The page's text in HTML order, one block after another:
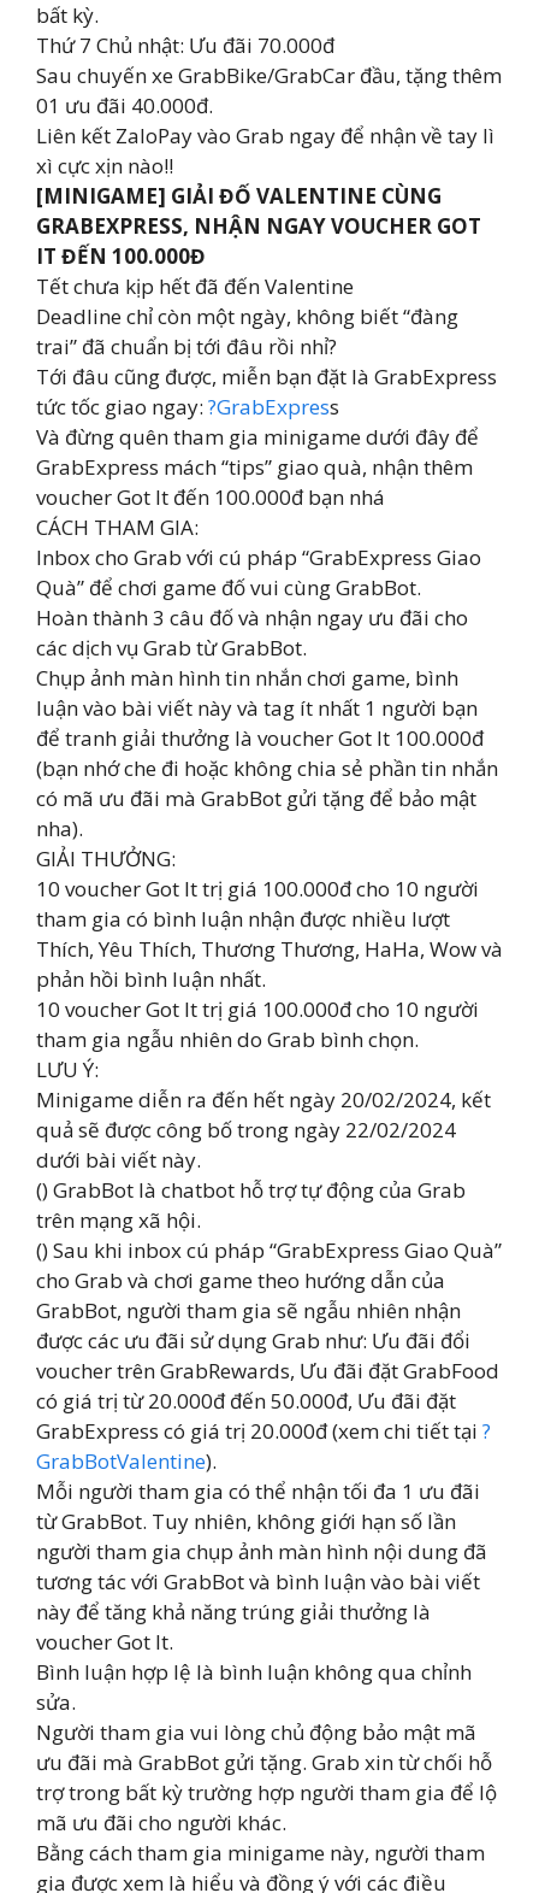
bất kỳ.
Thứ 7 Chủ nhật: Ưu đãi 70.000đ
Sau chuyến xe GrabBike/GrabCar đầu, tặng thêm
01 ưu đãi 40.000đ.
Liên kết ZaloPay vào Grab ngay để nhận về tay lì
xì cực xịn nào!!
[MINIGAME] GIẢI ĐỐ VALENTINE CÙNG
GRABEXPRESS, NHẬN NGAY VOUCHER GOT
IT ĐẾN 100.000Đ
Tết chưa kịp hết đã đến Valentine
Deadline chỉ còn một ngày, không biết “đàng
trai” đã chuẩn bị tới đâu rồi nhỉ?
Tới đâu cũng được, miễn bạn đặt là GrabExpress
tức tốc giao ngay: ?GrabExpress
Và đừng quên tham gia minigame dưới đây để
GrabExpress mách “tips” giao quà, nhận thêm
voucher Got It đến 100.000đ bạn nhá
CÁCH THAM GIA:
Inbox cho Grab với cú pháp “GrabExpress Giao
Quà” để chơi game đố vui cùng GrabBot.
Hoàn thành 3 câu đố và nhận ngay ưu đãi cho
các dịch vụ Grab từ GrabBot.
Chụp ảnh màn hình tin nhắn chơi game, bình
luận vào bài viết này và tag ít nhất 1 người bạn
để tranh giải thưởng là voucher Got It 100.000đ
(bạn nhớ che đi hoặc không chia sẻ phần tin nhắn
có mã ưu đãi mà GrabBot gửi tặng để bảo mật
nha).
GIẢI THƯỞNG:
10 voucher Got It trị giá 100.000đ cho 10 người
tham gia có bình luận nhận được nhiều lượt
Thích, Yêu Thích, Thương Thương, HaHa, Wow và
phản hồi bình luận nhất.
10 voucher Got It trị giá 100.000đ cho 10 người
tham gia ngẫu nhiên do Grab bình chọn.
LƯU Ý:
Minigame diễn ra đến hết ngày 20/02/2024, kết
quả sẽ được công bố trong ngày 22/02/2024
dưới bài viết này.
() GrabBot là chatbot hỗ trợ tự động của Grab
trên mạng xã hội.
() Sau khi inbox cú pháp “GrabExpress Giao Quà”
cho Grab và chơi game theo hướng dẫn của
GrabBot, người tham gia sẽ ngẫu nhiên nhận
được các ưu đãi sử dụng Grab như: Ưu đãi đổi
voucher trên GrabRewards, Ưu đãi đặt GrabFood
có giá trị từ 20.000đ đến 50.000đ, Ưu đãi đặt
GrabExpress có giá trị 20.000đ (xem chi tiết tại ?
GrabBotValentine).
Mỗi người tham gia có thể nhận tối đa 1 ưu đãi
từ GrabBot. Tuy nhiên, không giới hạn số lần
người tham gia chụp ảnh màn hình nội dung đã
tương tác với GrabBot và bình luận vào bài viết
này để tăng khả năng trúng giải thưởng là
voucher Got It.
Bình luận hợp lệ là bình luận không qua chỉnh
sửa.
Người tham gia vui lòng chủ động bảo mật mã
ưu đãi mà GrabBot gửi tặng. Grab xin từ chối hỗ
trợ trong bất kỳ trường hợp người tham gia để lộ
mã ưu đãi cho người khác.
Bằng cách tham gia minigame này, người tham
gia được xem là hiểu và đồng ý với các điều